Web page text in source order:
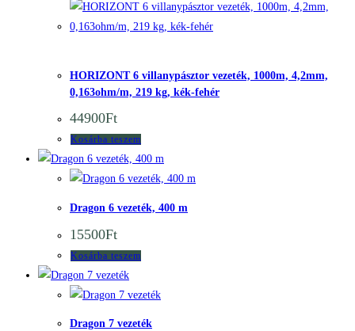
HORIZONT 6 villanypásztor vezeték, 1000m, 4,2mm,
0,163ohm/m, 219 kg, kék-fehér
44900Ft
Kosárba teszem
Dragon 6 vezeték, 400 m
15500Ft
Kosárba teszem
Dragon 7 vezeték